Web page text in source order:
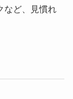
など、見慣れ